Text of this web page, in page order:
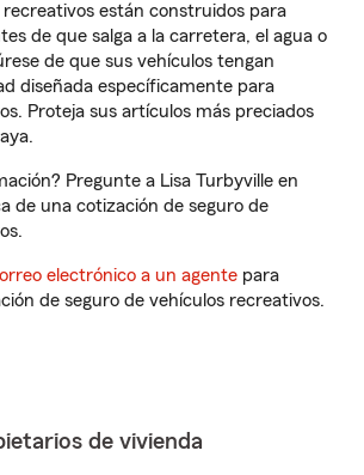
recreativos están construidos para
de que salga a la carretera, el agua o
de que sus vehículos tengan
diseñada específicamente para
Proteja sus artículos más preciados
Pregunte a Lisa Turbyville en
de una cotización de seguro de
electrónico a un agente para
de seguro de vehículos recreativos.
de vivienda